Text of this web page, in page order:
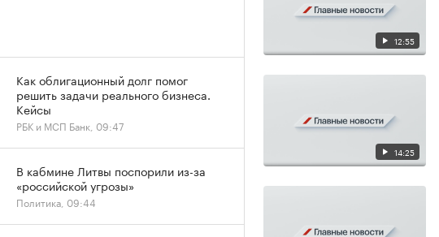
12:55
14:25
Как облигационный долг помог
решить задачи реального бизнеса.
Кейсы
РБК и МСП Банк, 09:47
В кабмине Литвы поспорили из-за
«российской угрозы»
Политика, 09:44